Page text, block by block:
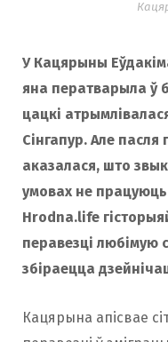
У Кацярыны
яна ператварыла ў
цацкі
Сінгапур. Але
аказалася, што
умовах не
Hrodna.life
перавезці любімую
збіраецца
Кацярына апісвае